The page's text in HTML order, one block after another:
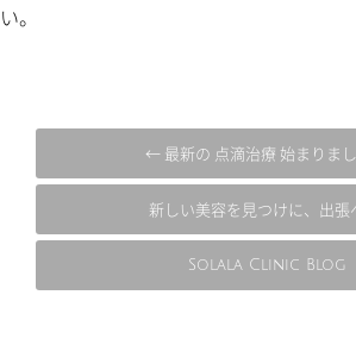
い。
← 最新の 点滴治療 始まりまし
Solala Clinic Blog
新しい美容を見つけに、出